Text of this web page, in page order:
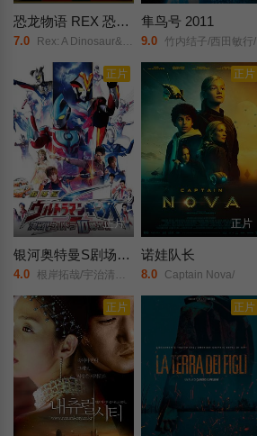
恐龙物语 REX 恐竜物語
7.0 Rex: A Dinosaur&#039;s Story/恐龙雷克斯的故事/
隼鸟号 2011
9.0 竹内结子/西田敏行/
正片
正片
银河奥特曼S剧场版： 决战！奥特10勇士
4.0 根岸拓哉/宇治清高/小宫有纱/杉浦太阳/泷裕可里/加藤贵宏/草川拓弥/小池里奈/最上摩卡/大浦龙宇一/宫野真守/鹤野刚士/吉冈毅志/福山润/村上阳/外岛孝一/松本健太/铃木达央/
正片
正片
诺娃队长
8.0 Captain Nova/
正片 正片